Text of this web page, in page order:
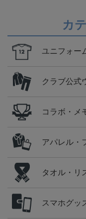
カ
ユニフォー
クラブ公式
コラボ・メ
アパレル・
タオル・リ
スマホグッ